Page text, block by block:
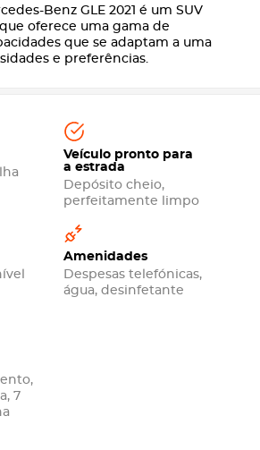
Benz GLE 2021 é um SUV
oferece uma gama de
que se adaptam a uma
e preferências.
Veículo pronto para
a estrada
Depósito cheio,
perfeitamente limpo
Amenidades
Despesas telefónicas,
água, desinfetante
7